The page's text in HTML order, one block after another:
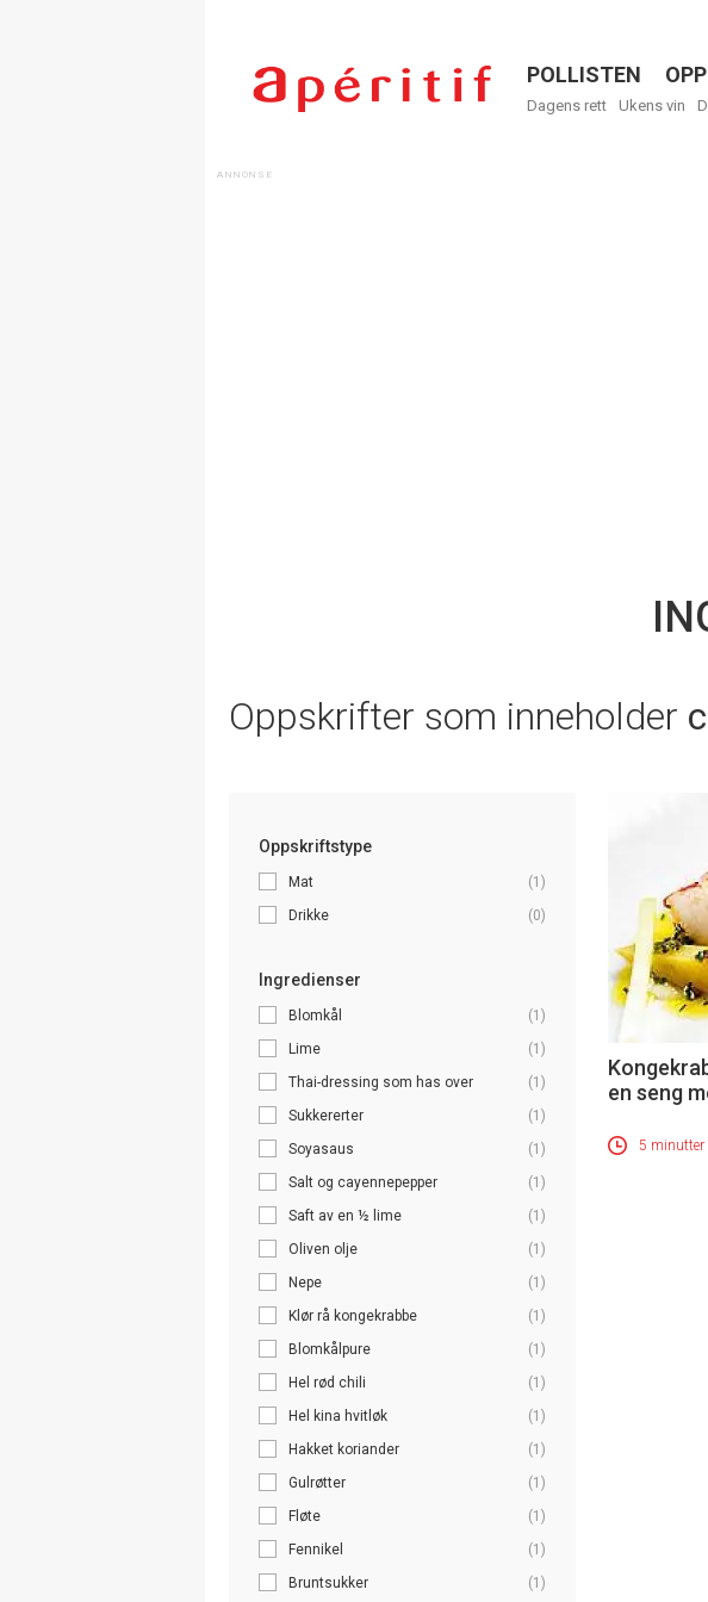
Menu
POLLISTEN
Dagens rett Ukens vin
Oppskrifter som inneholder
Oppskriftstype
Mat
(1)
Drikke
(0)
Ingredienser
Blomkål
(1)
Lime
(1)
Thai-dressing som has over
(1)
Sukkererter
(1)
Soyasaus
(1)
Salt og cayennepepper
(1)
Saft av en ½ lime
(1)
Oliven olje
(1)
Nepe
(1)
Klør rå kongekrabbe
(1)
Blomkålpure
(1)
Hel rød chili
(1)
Hel kina hvitløk
(1)
Hakket koriander
(1)
Gulrøtter
(1)
Fløte
(1)
Fennikel
(1)
Bruntsukker
(1)
en seng
5 minutter